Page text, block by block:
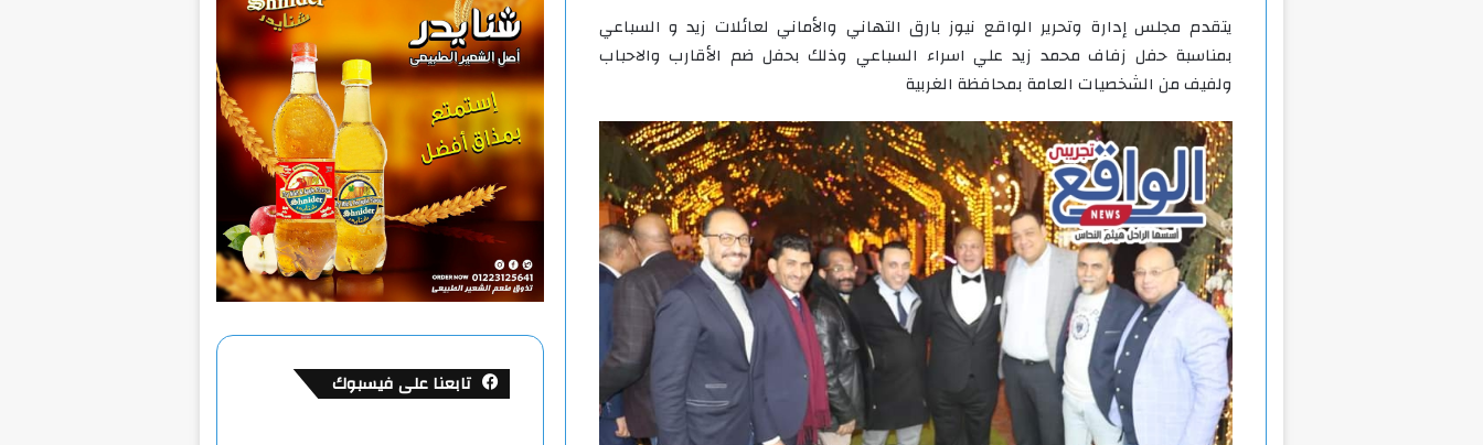
يتقدم مجلس إدارة وتحرير الواقع نيوز بارق التهاني والأماني لعائلات زيد و السباعي
بمناسبة حفل زفاف محمد زيد علي اسراء السباعي وذلك بحفل ضم الأقارب والاحباب
ولفيف من الشخصيات العامة بمحافظة الغربية
تابعنا على فيسبوك